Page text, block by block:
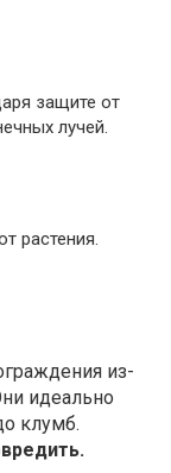
защите от
лучей.
растения.
из-
идеально
клумб.